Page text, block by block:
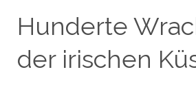
Hunderte
der irischen